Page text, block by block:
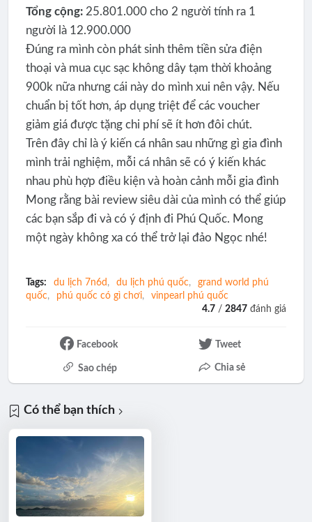
Tổng cộng:25.801.000 cho 2 người tính ra 1
người là 12.900.000
Đúng ra mình còn phát sinh thêm tiền sửa điện
thoại và mua cục sạc không dây tạm thời khoảng
900k nữa nhưng cái này do mình xui nên vậy. Nếu
chuẩn bị tốt hơn, áp dụng triệt để các voucher
giảm giá được tặng chi phí sẽ ít hơn đôi chút.
Trên đây chỉ là ý kiến cá nhân sau những gì gia đình
mình trải nghiệm, mỗi cá nhân sẽ có ý kiến khác
nhau phù hợp điều kiện và hoàn cảnh mỗi gia đình
Mong rằng bài review siêu dài của mình có thể giúp
các bạn sắp đi và có ý định đi Phú Quốc. Mong
một ngày không xa có thể trở lại đảo Ngọc nhé!
Tags: du lịch 7n6d du lịch phú quốc
grand world phú
quốc
phú quốc có gì chơi
vinpearl phú quốc
4.7 /2847 đánh giá
Facebook Tweet
Sao chép Chia sẻ
Có thể bạn thích